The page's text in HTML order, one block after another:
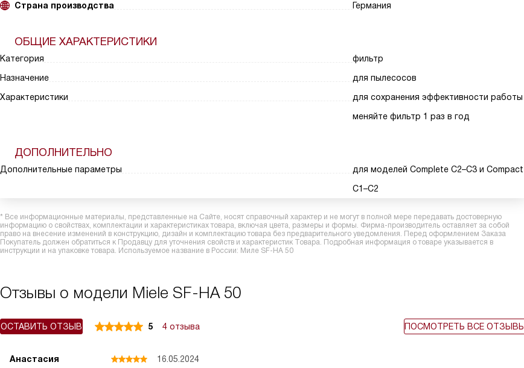
Страна производства Германия
ОБЩИЕ ХАРАКТЕРИСТИКИ
Категория
фильтр
Назначение
для пылесосов
Характеристики
для сохранения эффективности работы
меняйте фильтр 1 раз в год
ДОПОЛНИТЕЛЬНО
Дополнительные параметры
для моделей Complete C2–C3 и Compact
C1–C2
* Все информационные материалы, представленные на Сайте, носят справочный характер и не могут в полной мере передавать достоверную
информацию о свойствах, комплектации и характеристиках товара, включая цвета, размеры и формы. Фирма-производитель оставляет за собой
право на внесение изменений в конструкцию, дизайн и комплектацию товара без предварительного уведомления. Перед оформлением Заказа
Покупатель должен обратиться к Продавцу для уточнения свойств и характеристик Товара. Подробная информация о товаре указывается в
инструкции и на упаковке товара. Используемое название в России: Миле SF-HA 50
Отзывы о модели Miele SF-HA 50
5 4 отзыва
ОСТАВИТЬ ОТЗЫВ ПОСМОТРЕТЬ ВСЕ ОТЗЫВЫ
Анастасия
16.05.2024